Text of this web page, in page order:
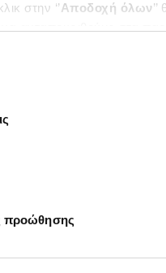
στην ‘’Αποδοχή όλων
και να επιλέξετε από τα
΄΄και να
προώθησης